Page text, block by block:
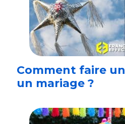
Comment faire
un mariage ?